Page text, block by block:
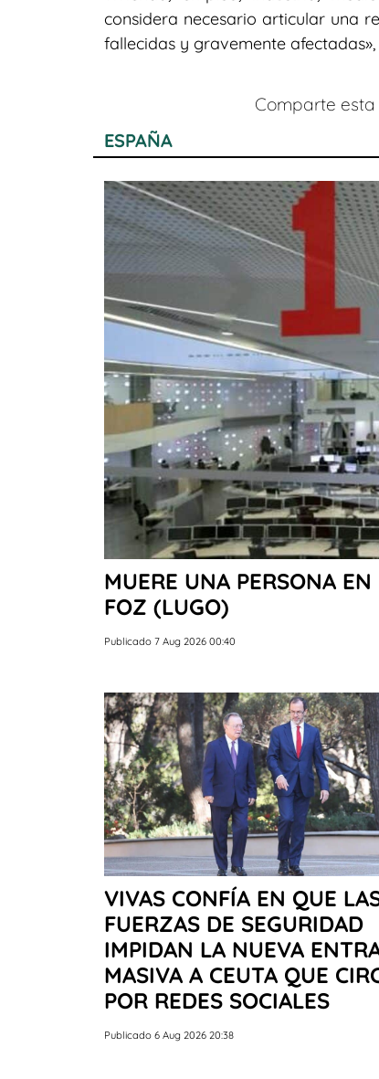
considera necesario articular una
fallecidas y gravemente
Comparte
ESPAÑA
MUERE UNA PERSONA
FOZ (LUGO)
Publicado 7 Aug 2026 00:40
VIVAS CONFÍA EN QUE
FUERZAS DE SEGURIDAD
IMPIDAN LA NUEVA
MASIVA A CEUTA QUE
POR REDES SOCIALES
Publicado 6 Aug 2026 20:38